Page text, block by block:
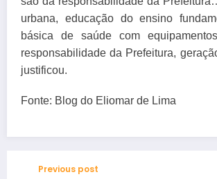
urbana, educação do ensino
básica de saúde com
responsabilidade da Prefeitura,
justificou.
Fonte: Blog do Eliomar de Lima
Previous post